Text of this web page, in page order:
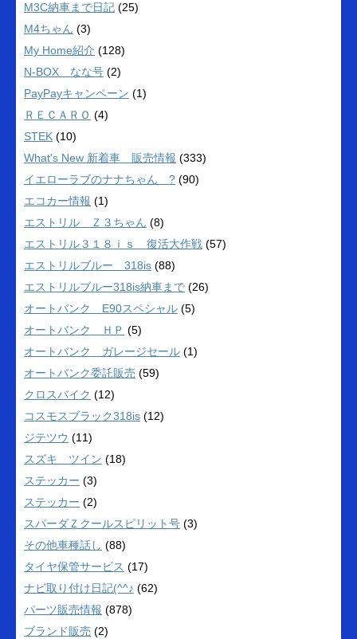
M3C納車まで日記 (25)
M4ちゃん (3)
My Home紹介 (128)
N-BOX なな号 (2)
PayPayキャンペーン (1)
ＲＥＣＡＲＯ (4)
STEK (10)
What's New 新着車 販売情報 (333)
イエローラブのナナちゃん ? (90)
エコカー情報 (1)
エストリル Ｚ３ちゃん (8)
エストリル３１８ｉｓ 復活大作戦 (57)
エストリルブルー 318is (88)
エストリルブルー318is納車まで (26)
オートバンク E90スペシャル (5)
オートバンク ＨＰ (5)
オートバンク ガレージセール (1)
オートバンク委託販売 (59)
クロスバイク (12)
コスモスブラック318is (12)
ジテツウ (11)
スズキ ツイン (18)
ステッカー (3)
ステッカー (2)
スパーダＺクールスピリット号 (3)
その他車種話し (88)
タイヤ保管サービス (17)
ナビ取り付け日記(^^♪ (62)
パーツ販売情報 (878)
ブランド販売 (2)